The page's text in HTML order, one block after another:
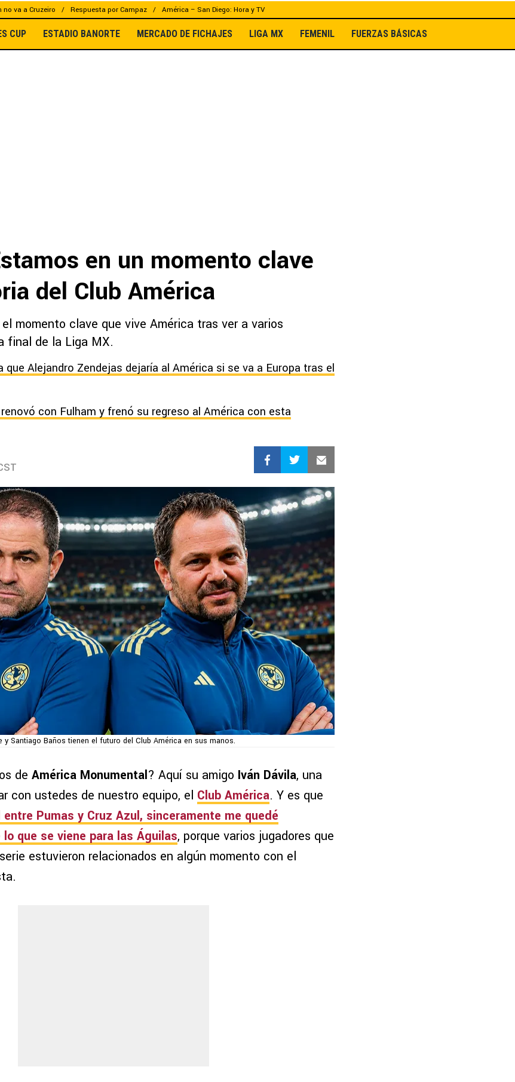
no va a Cruzeiro Respuesta por Campaz América – San Diego: Hora y TV
CUP ESTADIO BANORTE MERCADO DE FICHAJES LIGA MX FEMENIL FUERZAS BÁSICAS
en un momento clave
del Club América
momento clave que vive América tras ver a varios
final de la Liga MX.
que Alejandro Zendejas dejaría al América si se va a Europa tras el
con Fulham y frenó su regreso al América con esta
y Santiago Baños tienen el futuro del Club América en sus manos.
de América Monumental? Aquí su amigo Iván Dávila, una
con ustedes de nuestro equipo, el Club América. Y es que
entre Pumas y Cruz Azul, sinceramente me quedé
que se viene para las Águilas, porque varios jugadores que
estuvieron relacionados en algún momento con el